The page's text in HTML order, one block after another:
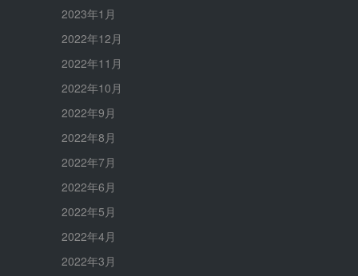
2023年1月
2022年12月
2022年11月
2022年10月
2022年9月
2022年8月
2022年7月
2022年6月
2022年5月
2022年4月
2022年3月